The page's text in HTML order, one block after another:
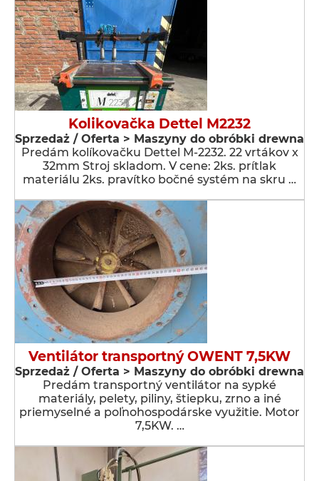
Kolikovačka Dettel M2232
Sprzedaż / Oferta > Maszyny do obróbki drewna
Predám kolíkovačku Dettel M-2232. 22 vrtákov x
32mm Stroj skladom. V cene: 2ks. prítlak
materiálu 2ks. pravítko bočné systém na skru …
Ventilátor transportný OWENT 7,5KW
Sprzedaż / Oferta > Maszyny do obróbki drewna
Predám transportný ventilátor na sypké
materiály, pelety, piliny, štiepku, zrno a iné
priemyselné a poľnohospodárske využitie. Motor
7,5KW. …